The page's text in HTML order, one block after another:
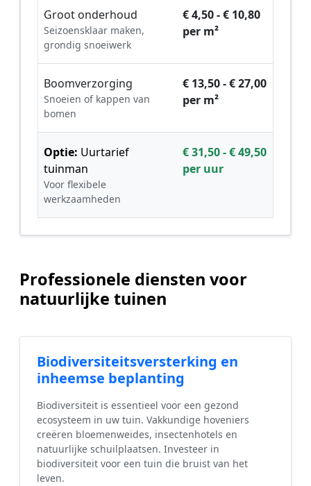
Groot onderhoud
Seizoensklaar maken,
grondig snoeiwerk
€ 4,50 - € 10,80
per m²
Boomverzorging
Snoeien of kappen van
bomen
€ 13,50 - € 27,00
per m²
Optie: Uurtarief
tuinman
Voor flexibele
werkzaamheden
€ 31,50 - € 49,50
per uur
Professionele diensten voor
natuurlijke tuinen
Biodiversiteitsversterking en
inheemse beplanting
Biodiversiteit is essentieel voor een gezond
ecosysteem in uw tuin. Vakkundige hoveniers
creëren bloemenweides, insectenhotels en
natuurlijke schuilplaatsen. Investeer in
biodiversiteit voor een tuin die bruist van het
leven.